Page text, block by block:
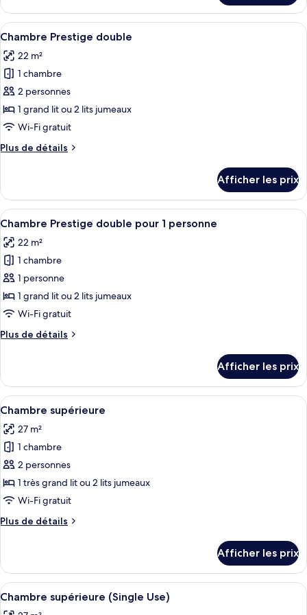
Prestige
(3
adults)
Chambre
triple
Prestige
adults)
Afficher
toutes
les
photos
pour
ce
type
chambre :
double
Une chambre d’hôtel moderne,
4
Chambre Prestige double
22 m²
1 chambre
2 personnes
1 grand lit ou 2 lits jumeaux
Wi-Fi gratuit
Plus de détails
Plus
Chambre
Prestige
double
Afficher les prix
Afficher
toutes
les
photos
pour
ce
type
chambre :
double
pour
1
personne
Une chambre d’hôtel moderne,
4
Chambre Prestige double pour 1 personne
22 m²
1 chambre
1 personne
1 grand lit ou 2 lits jumeaux
Wi-Fi gratuit
Plus de détails
Plus
Chambre
Prestige
double
personne
Afficher les prix
Afficher
toutes
les
photos
pour
ce
type
chambre :
Une chambre d’hôtel moderne
5
Chambre supérieure
27 m²
1 chambre
2 personnes
1 très grand lit ou 2 lits jumeaux
Wi-Fi gratuit
Plus de détails
Plus
Chambre
supérieure
Afficher les prix
Afficher
toutes
Une chambre d’hôtel moderne
5
Chambre supérieure (Single Use)